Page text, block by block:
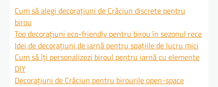
Cum să alegi decorațiuni de Crăciun discrete pentru
birou
Top decorațiuni eco-friendly pentru birou în sezonul rece
Idei de decorațiuni de iarnă pentru spațiile de lucru mici
Cum să îți personalizezi biroul pentru iarnă cu elemente
DIY
Decorațiuni de Crăciun pentru birourile open-space